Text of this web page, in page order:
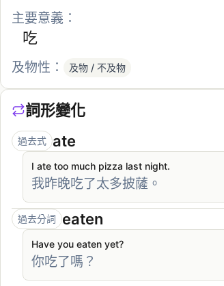
主要意義：
吃
及物性： 及物 / 不及物
詞形變化
過去式 ate
I ate too much pizza last night.
我昨晚吃了太多披薩。
過去分詞 eaten
Have you eaten yet?
你吃了嗎？